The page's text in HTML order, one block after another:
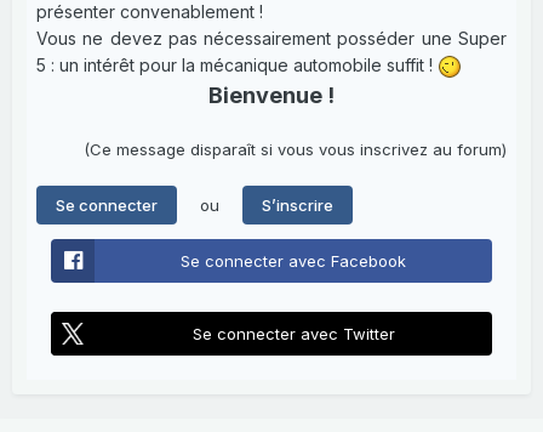
présenter convenablement !
Vous ne devez pas nécessairement posséder une Super
5 : un intérêt pour la mécanique automobile suffit !
Bienvenue !
(Ce message disparaît si vous vous inscrivez au forum)
Se connecter ou S’inscrire
Se connecter avec Facebook
Se connecter avec Twitter